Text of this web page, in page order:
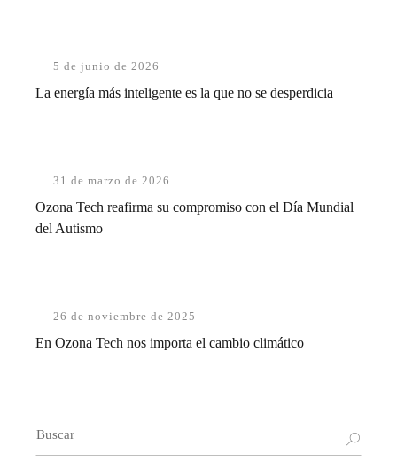
5 de junio de 2026
La energía más inteligente es la que no se desperdicia
31 de marzo de 2026
Ozona Tech reafirma su compromiso con el Día Mundial
del Autismo
26 de noviembre de 2025
En Ozona Tech nos importa el cambio climático